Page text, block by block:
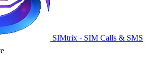
SIMtrix - SIM Calls & SMS